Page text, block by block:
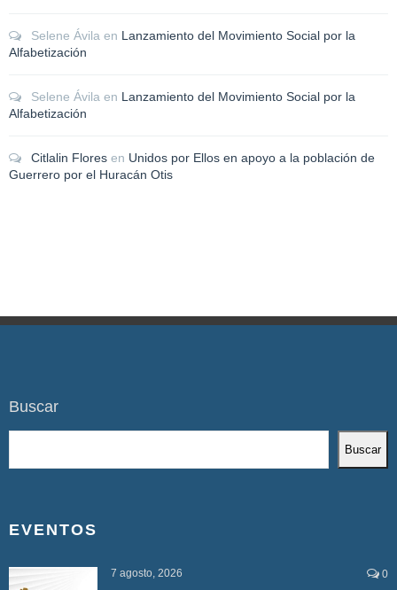
Selene Ávila en Lanzamiento del Movimiento Social por la
Alfabetización
Selene Ávila en Lanzamiento del Movimiento Social por la
Alfabetización
Citlalin Flores en Unidos por Ellos en apoyo a la población de
Guerrero por el Huracán Otis
Buscar
Buscar
EVENTOS
7 agosto, 2026 0